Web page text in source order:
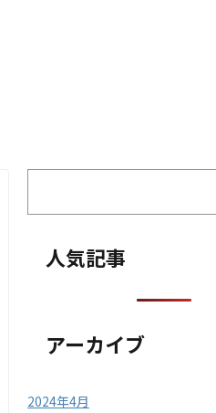
人気記事
アーカイブ
2024年4月